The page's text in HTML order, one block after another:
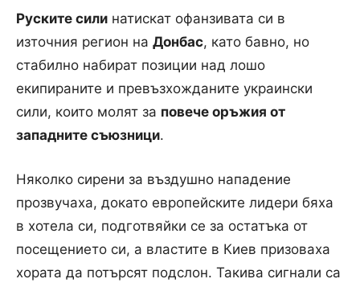
Руските сили натискат офанзивата си в
източния регион на Донбас, като бавно, но
стабилно набират позиции над лошо
екипираните и превъзхожданите украински
сили, които молят за повече оръжия от
западните съюзници.
Няколко сирени за въздушно нападение
прозвучаха, докато европейските лидери бяха
в хотела си, подготвяйки се за остатъка от
посещението си, а властите в Киев призоваха
хората да потърсят подслон. Такива сигнали са